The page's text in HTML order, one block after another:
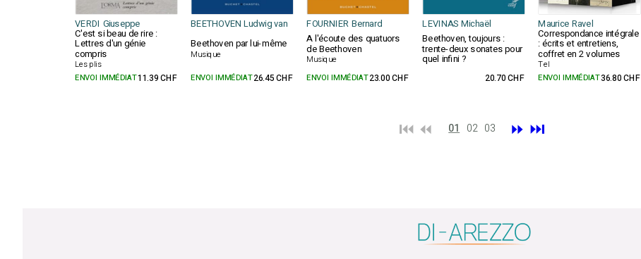
VERDI Giuseppe BEETHOVEN Ludwig van FOURNIER Bernard LEVINAS Michaël Maurice Ravel
C'est si beau de rire :
Lettres d'un génie
compris
Les plis
Beethoven par lui-même
Musique
A l'écoute des quatuors
de Beethoven
Musique
Beethoven, toujours :
trente-deux sonates pour
quel infini ?
Correspondance intégrale
: écrits et entretiens,
coffret en 2 volumes
Tel
ENVOI IMMÉDIAT11.39 CHF ENVOI IMMÉDIAT26.45 CHF ENVOI IMMÉDIAT23.00 CHF 20.70 CHF ENVOI IMMÉDIAT36.80 CHF
⏮️ ⏪ 01 02 03 ⏩ ⏭️